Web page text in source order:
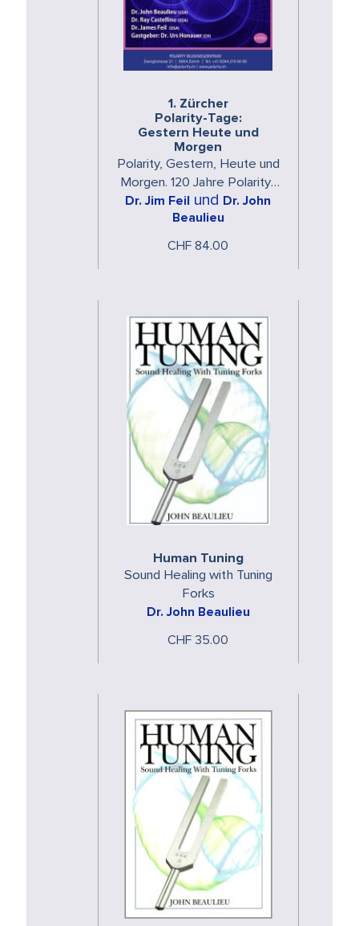
1. Zürcher
Polarity-Tage:
Gestern Heute und
Morgen
Polarity, Gestern, Heute und
Morgen. 120 Jahre Polarity-
Erfahrung auf einer Bühne!
Zürich 02. - 04. April 2015
Dr. Jim Feil und
Dr. John
Beaulieu
CHF 84.00
Human Tuning
Sound Healing with Tuning
Forks
Dr. John Beaulieu
CHF 35.00